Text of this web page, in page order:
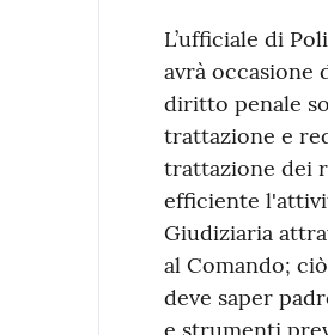
L’ufficiale di
avrà occasione
diritto penale
trattazione e
trattazione dei
efficiente
Giudiziaria
al Comando;
deve saper
e strumenti